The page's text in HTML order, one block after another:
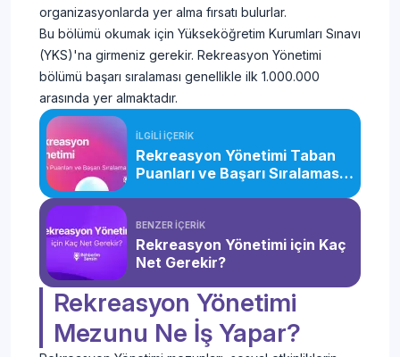
organizasyonlarda yer alma fırsatı bulurlar.
Bu bölümü okumak için Yükseköğretim Kurumları Sınavı
(YKS)'na girmeniz gerekir. Rekreasyon Yönetimi
bölümü başarı sıralaması genellikle ilk 1.000.000
arasında yer almaktadır.
İLGİLİ İÇERİK
Rekreasyon Yönetimi Taban
Puanları ve Başarı Sıralaması
BENZER İÇERİK
Rekreasyon Yönetimi için Kaç
Net Gerekir?
Rekreasyon Yönetimi
Mezunu Ne İş Yapar?